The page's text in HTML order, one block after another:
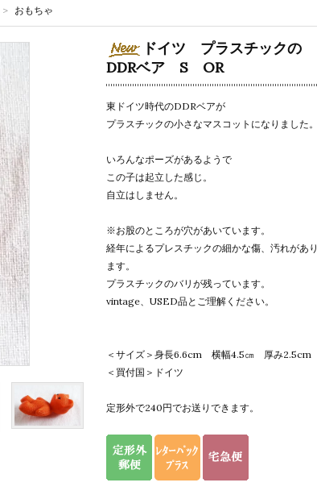
> おもちゃ
ドイツ プラスチックの
DDRベア S OR
東ドイツ時代のDDRベアが
プラスチックの小さなマスコットになりました。
いろんなポーズがあるようで
この子は起立した感じ。
自立はしません。
※お股のところが穴があいています。
経年によるプレスチックの細かな傷、汚れがあり
ます。
プラスチックのバリが残っています。
vintage、USED品とご理解ください。
＜サイズ＞身長6.6cm 横幅4.5㎝ 厚み2.5cm
＜買付国＞ドイツ
定形外で240円でお送りできます。